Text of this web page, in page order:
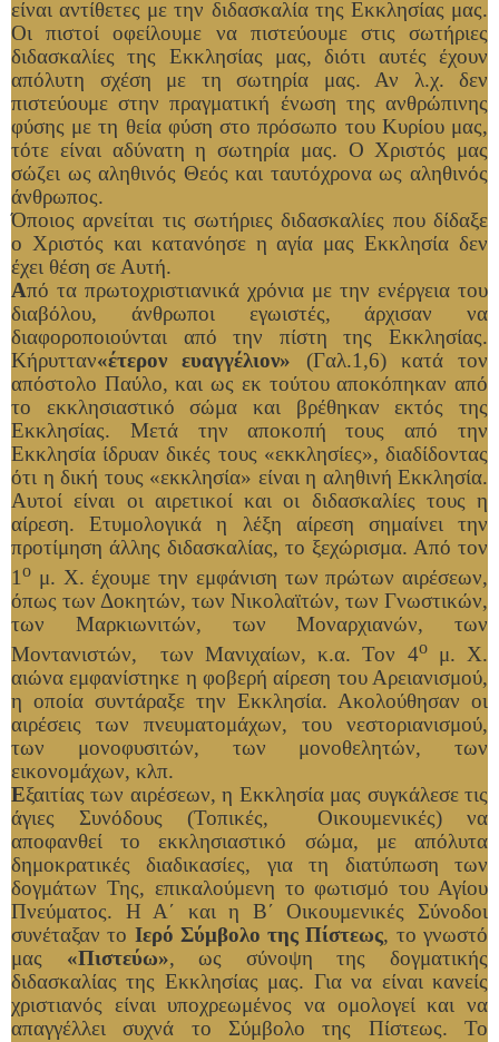
είναι αντίθετες με την διδασκαλία της Εκκλησίας μας.
Οι πιστοί οφείλουμε να πιστεύουμε στις σωτήριες
διδασκαλίες της Εκκλησίας μας, διότι αυτές έχουν
απόλυτη σχέση με τη σωτηρία μας. Αν λ.χ. δεν
πιστεύουμε στην πραγματική ένωση της ανθρώπινης
φύσης με τη θεία φύση στο πρόσωπο του Κυρίου μας,
τότε είναι αδύνατη η σωτηρία μας. Ο Χριστός μας
σώζει ως αληθινός Θεός και ταυτόχρονα ως αληθινός
άνθρωπος.
Όποιος αρνείται τις σωτήριες διδασκαλίες που δίδαξε
ο Χριστός και κατανόησε η αγία μας Εκκλησία δεν
έχει θέση σε Αυτή.
Από τα πρωτοχριστιανικά χρόνια με την ενέργεια του
διαβόλου, άνθρωποι εγωιστές, άρχισαν να
διαφοροποιούνται από την πίστη της Εκκλησίας.
Κήρυτταν«έτερον ευαγγέλιον» (Γαλ.1,6) κατά τον
απόστολο Παύλο, και ως εκ τούτου αποκόπηκαν από
το εκκλησιαστικό σώμα και βρέθηκαν εκτός της
Εκκλησίας. Μετά την αποκοπή τους από την
Εκκλησία ίδρυαν δικές τους «εκκλησίες», διαδίδοντας
ότι η δική τους «εκκλησία» είναι η αληθινή Εκκλησία.
Αυτοί είναι οι αιρετικοί και οι διδασκαλίες τους η
αίρεση. Ετυμολογικά η λέξη αίρεση σημαίνει την
προτίμηση άλλης διδασκαλίας, το ξεχώρισμα. Από τον
1 ο μ. Χ. έχουμε την εμφάνιση των πρώτων αιρέσεων,
όπως των Δοκητών, των Νικολαϊτών, των Γνωστικών,
των Μαρκιωνιτών, των Μοναρχιανών, των
Μοντανιστών, των Μανιχαίων, κ.α. Τον 4ομ. Χ.
αιώνα εμφανίστηκε η φοβερή αίρεση του Αρειανισμού,
η οποία συντάραξε την Εκκλησία. Ακολούθησαν οι
αιρέσεις των πνευματομάχων, του νεστοριανισμού,
των μονοφυσιτών, των μονοθελητών, των
εικονομάχων, κλπ.
Εξαιτίας των αιρέσεων, η Εκκλησία μας συγκάλεσε τις
άγιες Συνόδους (Τοπικές, Οικουμενικές) να
αποφανθεί το εκκλησιαστικό σώμα, με απόλυτα
δημοκρατικές διαδικασίες, για τη διατύπωση των
δογμάτων Της, επικαλούμενη το φωτισμό του Αγίου
Πνεύματος. Η Α΄ και η Β΄ Οικουμενικές Σύνοδοι
συνέταξαν το Ιερό Σύμβολο της Πίστεως, το γνωστό
μας «Πιστεύω», ως σύνοψη της δογματικής
διδασκαλίας της Εκκλησίας μας. Για να είναι κανείς
χριστιανός είναι υποχρεωμένος να ομολογεί και να
απαγγέλλει συχνά το Σύμβολο της Πίστεως. Το